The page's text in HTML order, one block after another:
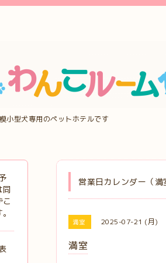
小型犬専用のペットホテルです
営業日カレンダー（満
満室 2025-07-21 (月)
満室